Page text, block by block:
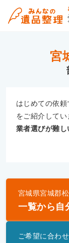
宮
はじめての依
をご紹介してい
業者選びが難し
優良業者
一般財団法
士」資格を
宮城県宮城郡
一覧から自
ご希望に合わ